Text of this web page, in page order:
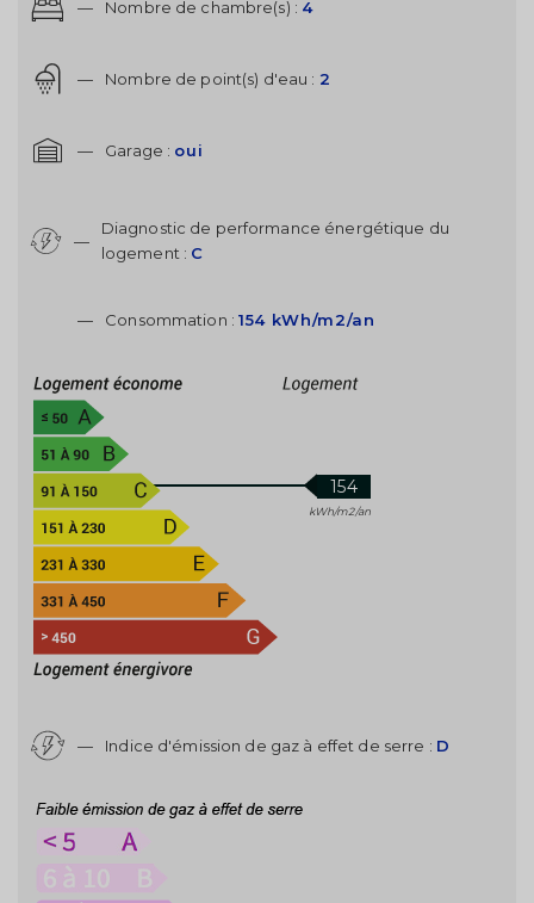
— Nombre de chambre(s) : 4
— Nombre de point(s) d'eau : 2
— Garage : oui
—
Diagnostic de performance énergétique du
logement : C
— Consommation :154 kWh/m2/an
154
kWh/m2/an
— Indice d'émission de gaz à effet de serre : D